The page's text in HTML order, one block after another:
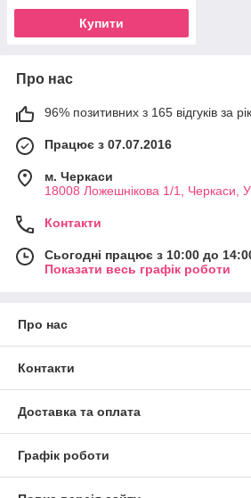
Купити
Про нас
96% позитивних з 165 відгуків за рік
Працює з 07.07.2016
м. Черкаси
18008 Ложешнікова 1/1, Черкаси,
Контакти
Сьогодні працює з 10:00 до
Показати весь графік роботи
Про нас
Контакти
Доставка та оплата
Графік роботи